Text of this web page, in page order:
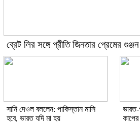
ব্রেট লির সঙ্গে প্রীতি জিনতার প্রেমের
সানি দেওল বললেন: পাকিস্তান মাসি
হবে, ভারত যদি মা হয়